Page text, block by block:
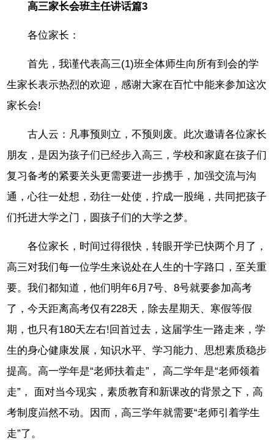
高三家长会班主任讲话篇3
各位家长：
首先，我谨代表高三(1)班全体师生向所有到会的学
生家长表示热烈的欢迎，感谢大家在百忙中能来参加这次
家长会!
古人云：凡事预则立，不预则废。此次邀请各位家长
朋友，是因为孩子们已经步入高三，学校和家庭在孩子们
复习备考的紧要关头更需要进一步携手，加强交流与沟
通，心往一处想，劲往一处使，拧成一股绳，共同把孩子
们托进大学之门，圆孩子们的大学之梦。
各位家长，时间过得很快，转眼开学已快两个月了，
高三对我们每一位学生来说处在人生的十字路口，至关重
要。我们都知道，他们明年6月7号、8号就要参加高考
了，今天距离高考仅有228天，除去星期天、寒假等假
期，也只有180天左右!回首过去，这届学生一路走来，学
生的身心健康发展，知识水平、学习能力、思想素质稳步
提高。高一学年是“老师扶着走”， 高二学年是“老师领着
走”， 面对当今现实，素质教育和新课改的背景之下，高
考制度岿然不动。因而，高三学年就需要“老师引着学生
走”了。